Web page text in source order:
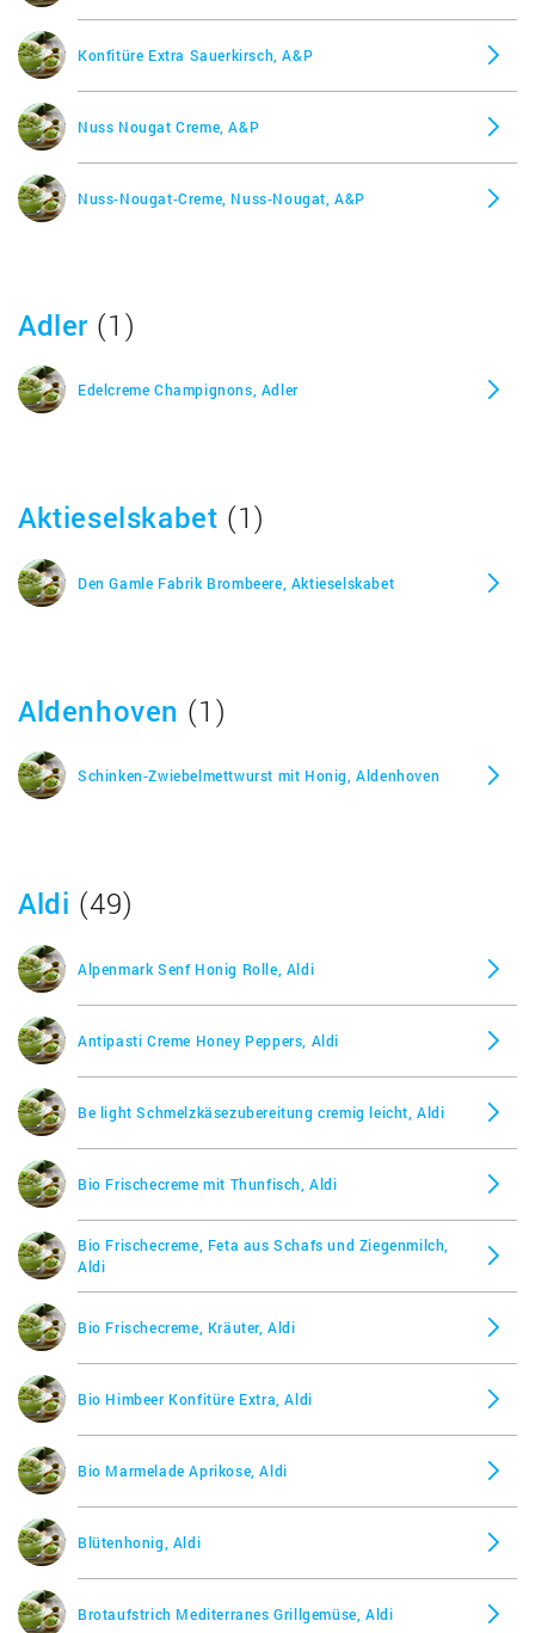
Konfitüre Extra Sauerkirsch, A&P
Nuss Nougat Creme, A&P
Nuss-Nougat-Creme, Nuss-Nougat, A&P
Adler (1)
Edelcreme Champignons, Adler
Aktieselskabet (1)
Den Gamle Fabrik Brombeere, Aktieselskabet
Aldenhoven (1)
Schinken-Zwiebelmettwurst mit Honig, Aldenhoven
Aldi (49)
Alpenmark Senf Honig Rolle, Aldi
Antipasti Creme Honey Peppers, Aldi
Be light Schmelzkäsezubereitung cremig leicht, Aldi
Bio Frischecreme mit Thunfisch, Aldi
Bio Frischecreme, Feta aus Schafs und Ziegenmilch,
Aldi
Bio Frischecreme, Kräuter, Aldi
Bio Himbeer Konfitüre Extra, Aldi
Bio Marmelade Aprikose, Aldi
Blütenhonig, Aldi
Brotaufstrich Mediterranes Grillgemüse, Aldi